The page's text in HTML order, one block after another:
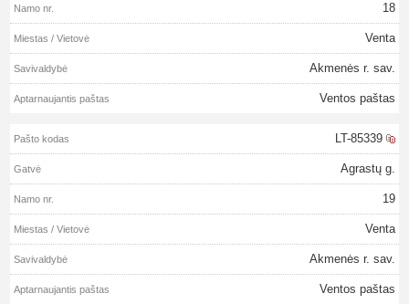
18
Venta
Akmenės r. sav.
Ventos paštas
LT-85339
Agrastų g.
19
Venta
Akmenės r. sav.
Ventos paštas